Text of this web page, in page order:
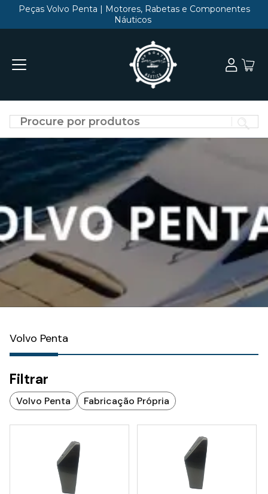
Peças Volvo Penta | Motores, Rabetas e Componentes
Náuticos
o
Volvo Penta
Filtrar
Volvo Penta Fabricação Própria